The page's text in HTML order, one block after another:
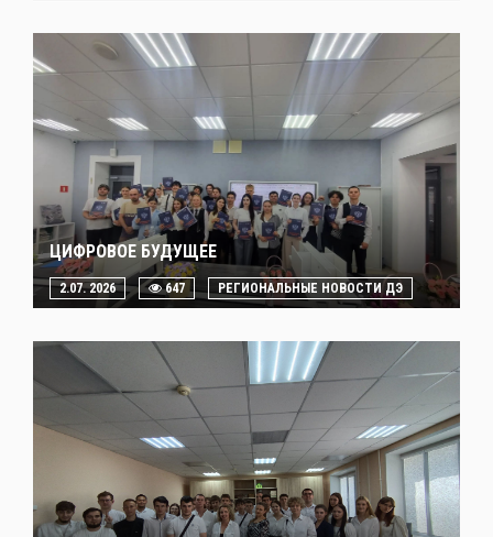
ЦИФРОВОЕ БУДУЩЕЕ
2.07. 2026 647 РЕГИОНАЛЬНЫЕ НОВОСТИ ДЭ